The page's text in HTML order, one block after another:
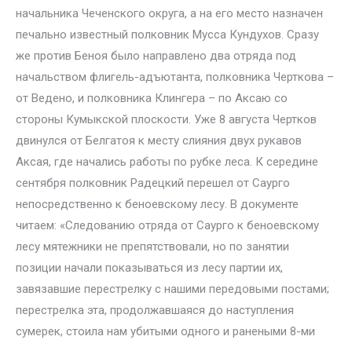
начальника Чеченского округа, а на его место назначен
печально известный полковник Мусса Кундухов. Сразу
же против Беноя было направлено два отряда под
начальством флигель-адъютанта, полковника Черткова –
от Ведено, и полковника Клингера – по Аксаю со
стороны Кумыкской плоскости. Уже 8 августа Чертков
двинулся от Белгатоя к месту слияния двух рукавов
Аксая, где начались работы по рубке леса. К середине
сентября полковник Радецкий перешел от Саурго
непосредственно к беноевскому лесу. В документе
читаем: «Следованию отряда от Саурго к беноевскому
лесу мятежники не препятствовали, но по занятии
позиции начали показываться из лесу партии их,
завязавшие перестрелку с нашими передовыми постами;
перестрелка эта, продолжавшаяся до наступления
сумерек, стоила нам убитыми одного и ранеными 8-ми